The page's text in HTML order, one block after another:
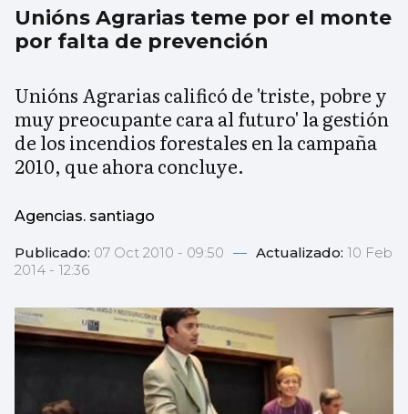
Unións Agrarias teme por el monte
por falta de prevención
Unións Agrarias calificó de 'triste, pobre y
muy preocupante cara al futuro' la gestión
de los incendios forestales en la campaña
2010, que ahora concluye.
Agencias. santiago
Publicado: 07 Oct 2010 - 09:50 — Actualizado: 10 Feb
2014 - 12:36